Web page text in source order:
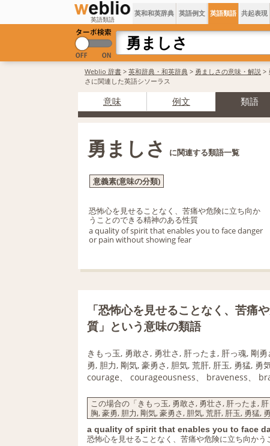
英語類語
英和和英辞典 英語例文 英語類語 共起表現
Weblio 辞書 > 英和辞典・和英辞典 > 勇ましさの意味・解説 >
さに関連した英語シソーラス
意味 例文 類語
勇ましさ に関連する類語一覧
意義素(意味の分類)
恐怖心を見せることなく、苦痛や危険に立ち向か
うことのできる精神のある性質
a quality of spirit that enables you to face danger
or pain without showing fear
「恐怖心を見せることなく、苦痛
質」という意味の類語
きもっ玉, 勇敢さ, 勇壮さ, 肝ったま, 肝っ魂, 剛
勇, 胆力, 剛気, 豪勇さ, 胆気, 荒肝, 肝玉, 勇猛, 勇
courage、 courageousness、 braveness、
この場合の「きもっ玉, 勇敢さ, 勇壮さ, 肝ったま,
胸, 豪勇, 胆力, 剛気, 豪勇さ, 胆気, 荒肝, 肝玉, 勇猛,
a quality of spirit that enables you to face
恐怖心を見せることなく、苦痛や危険に立ち向か